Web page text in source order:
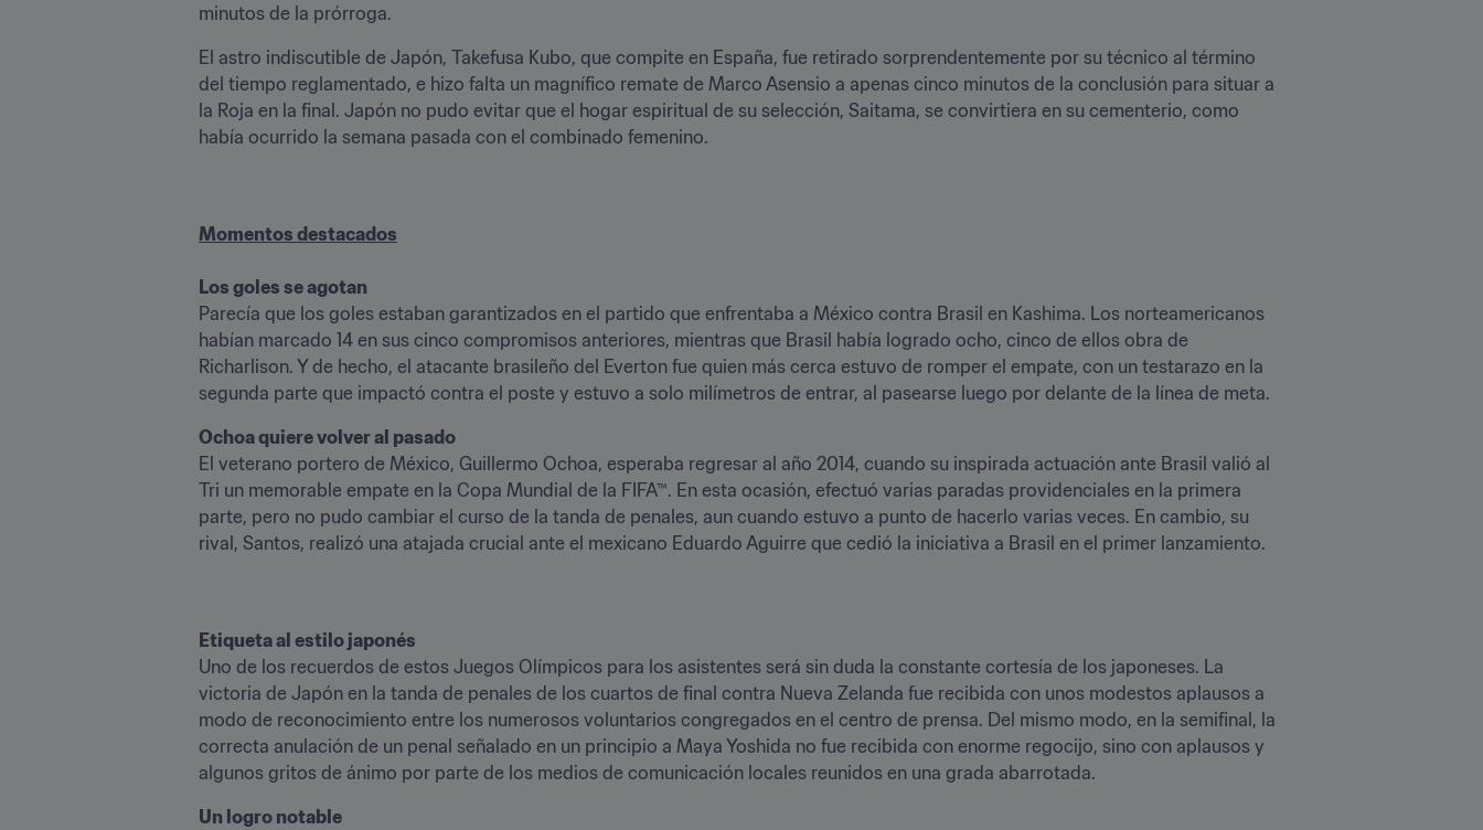
minutos de la prórroga.
El astro indiscutible de Japón, Takefusa Kubo, que compite en España, fue retirado sorprendentemente por su técnico al término
del tiempo reglamentado, e hizo falta un magnífico remate de Marco Asensio a apenas cinco minutos de la conclusión para situar a
la Roja en la final. Japón no pudo evitar que el hogar espiritual de su selección, Saitama, se convirtiera en su cementerio, como
había ocurrido la semana pasada con el combinado femenino.
Los goles se agotan
Parecía que los goles estaban garantizados en el partido que enfrentaba a México contra Brasil en Kashima. Los norteamericanos
habían marcado 14 en sus cinco compromisos anteriores, mientras que Brasil había logrado ocho, cinco de ellos obra de
Richarlison. Y de hecho, el atacante brasileño del Everton fue quien más cerca estuvo de romper el empate, con un testarazo en la
segunda parte que impactó contra el poste y estuvo a solo milímetros de entrar, al pasearse luego por delante de la línea de meta.
Ochoa quiere volver al pasado
El veterano portero de México, Guillermo Ochoa, esperaba regresar al año 2014, cuando su inspirada actuación ante Brasil valió al
Tri un memorable empate en la Copa Mundial de la FIFA™. En esta ocasión, efectuó varias paradas providenciales en la primera
parte, pero no pudo cambiar el curso de la tanda de penales, aun cuando estuvo a punto de hacerlo varias veces. En cambio, su
Etiqueta al estilo japonés
Uno de los recuerdos de estos Juegos Olímpicos para los asistentes será sin duda la constante cortesía de los japoneses. La
victoria de Japón en la tanda de penales de los cuartos de final contra Nueva Zelanda fue recibida con unos modestos aplausos a
modo de reconocimiento entre los numerosos voluntarios congregados en el centro de prensa. Del mismo modo, en la semifinal, la
correcta anulación de un penal señalado en un principio a Maya Yoshida no fue recibida con enorme regocijo, sino con aplausos y
algunos gritos de ánimo por parte de los medios de comunicación locales reunidos en una grada abarrotada.
Un logro notable